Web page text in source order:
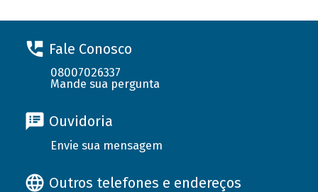
Fale Conosco
08007026337
Mande sua pergunta
Ouvidoria
Envie sua mensagem
Outros telefones e endereços